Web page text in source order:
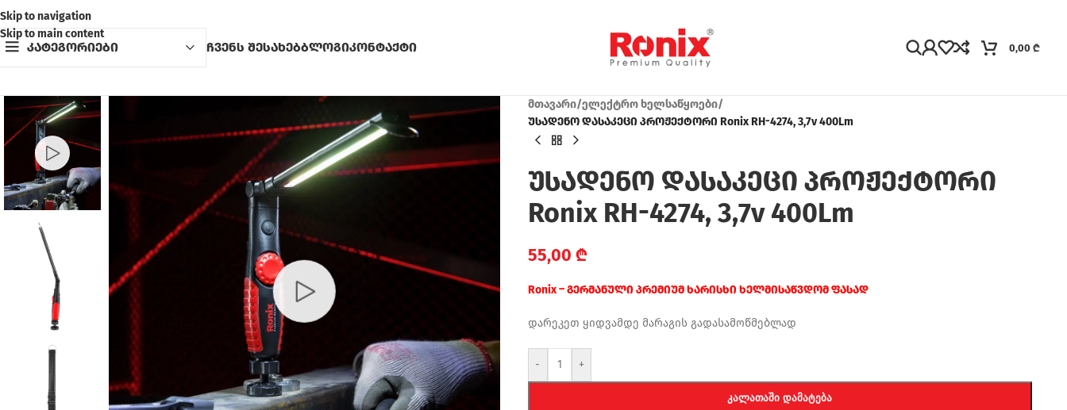
Skip to navigation
Skip to main content
კატეგორიები ჩვენს შესახებბლოგიკონტაქტი 0,00 ₾
მთავარი/ელექტრო ხელსაწყოები/
უსადენო დასაკეცი პროჟექტორი Ronix RH-4274, 3,7v 400Lm
უსადენო დასაკეცი პროჟექტორი
Ronix RH-4274, 3,7v 400Lm
55,00 ₾
Ronix – გერმანული პრემიუმ ხარისხი ხელმისაწვდომ ფასად
დარეკეთ ყიდვამდე მარაგის გადასამოწმებლად
- +
ᲙᲐᲚᲐᲗᲐᲨᲘ ᲓᲐᲛᲐᲢᲔᲑᲐ